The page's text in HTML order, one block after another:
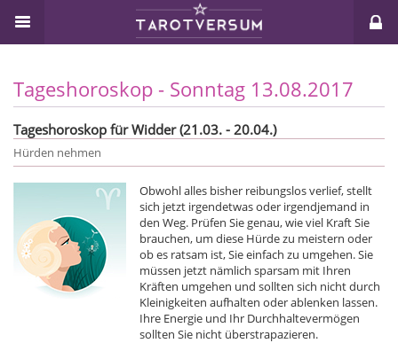
Tageshoroskop - Sonntag 13.08.2017
Tageshoroskop für Widder (21.03. - 20.04.)
Hürden nehmen
Obwohl alles bisher reibungslos verlief, stellt
sich jetzt irgendetwas oder irgendjemand in
den Weg. Prüfen Sie genau, wie viel Kraft Sie
brauchen, um diese Hürde zu meistern oder
ob es ratsam ist, Sie einfach zu umgehen. Sie
müssen jetzt nämlich sparsam mit Ihren
Kräften umgehen und sollten sich nicht durch
Kleinigkeiten aufhalten oder ablenken lassen.
Ihre Energie und Ihr Durchhaltevermögen
sollten Sie nicht überstrapazieren.